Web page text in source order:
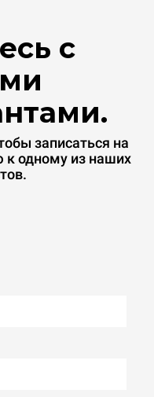
с
записаться на
к одному из наших